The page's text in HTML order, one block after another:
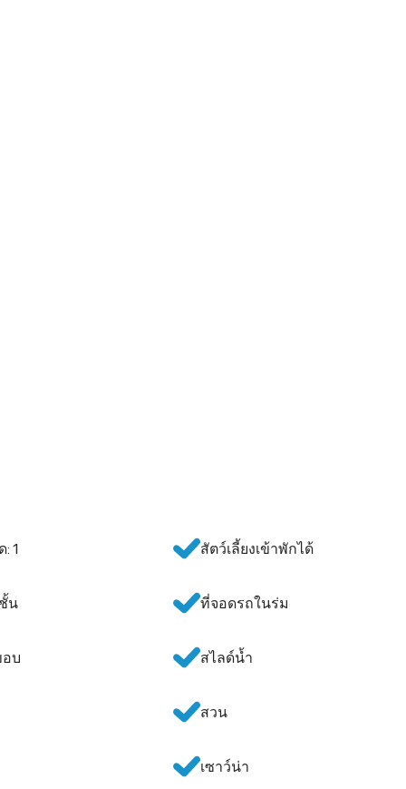
1 สัตว์เลี้ยงเข้าพักได้
น ที่จอดรถในร่ม
บ สไลด์น้ำ
สวน
เซาว์น่า